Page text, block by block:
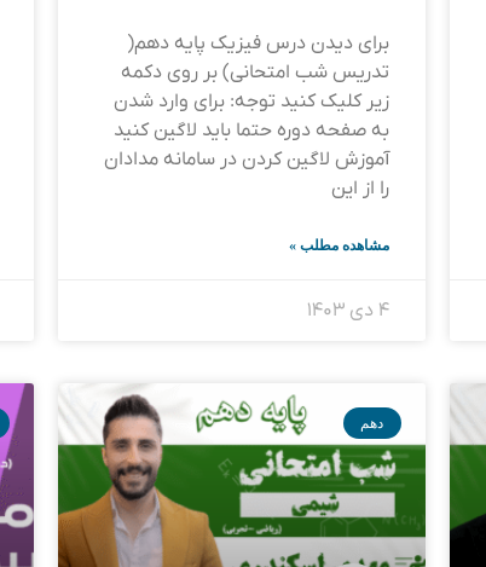
برای دیدن درس فیزیک پایه دهم(
تدریس شب امتحانی) بر روی دکمه
زیر کلیک کنید توجه: برای وارد شدن
به صفحه دوره حتما باید لاگین کنید
آموزش لاگین کردن در سامانه مدادان
را از این
مشاهده مطلب »
۴ دی ۱۴۰۳
دهم